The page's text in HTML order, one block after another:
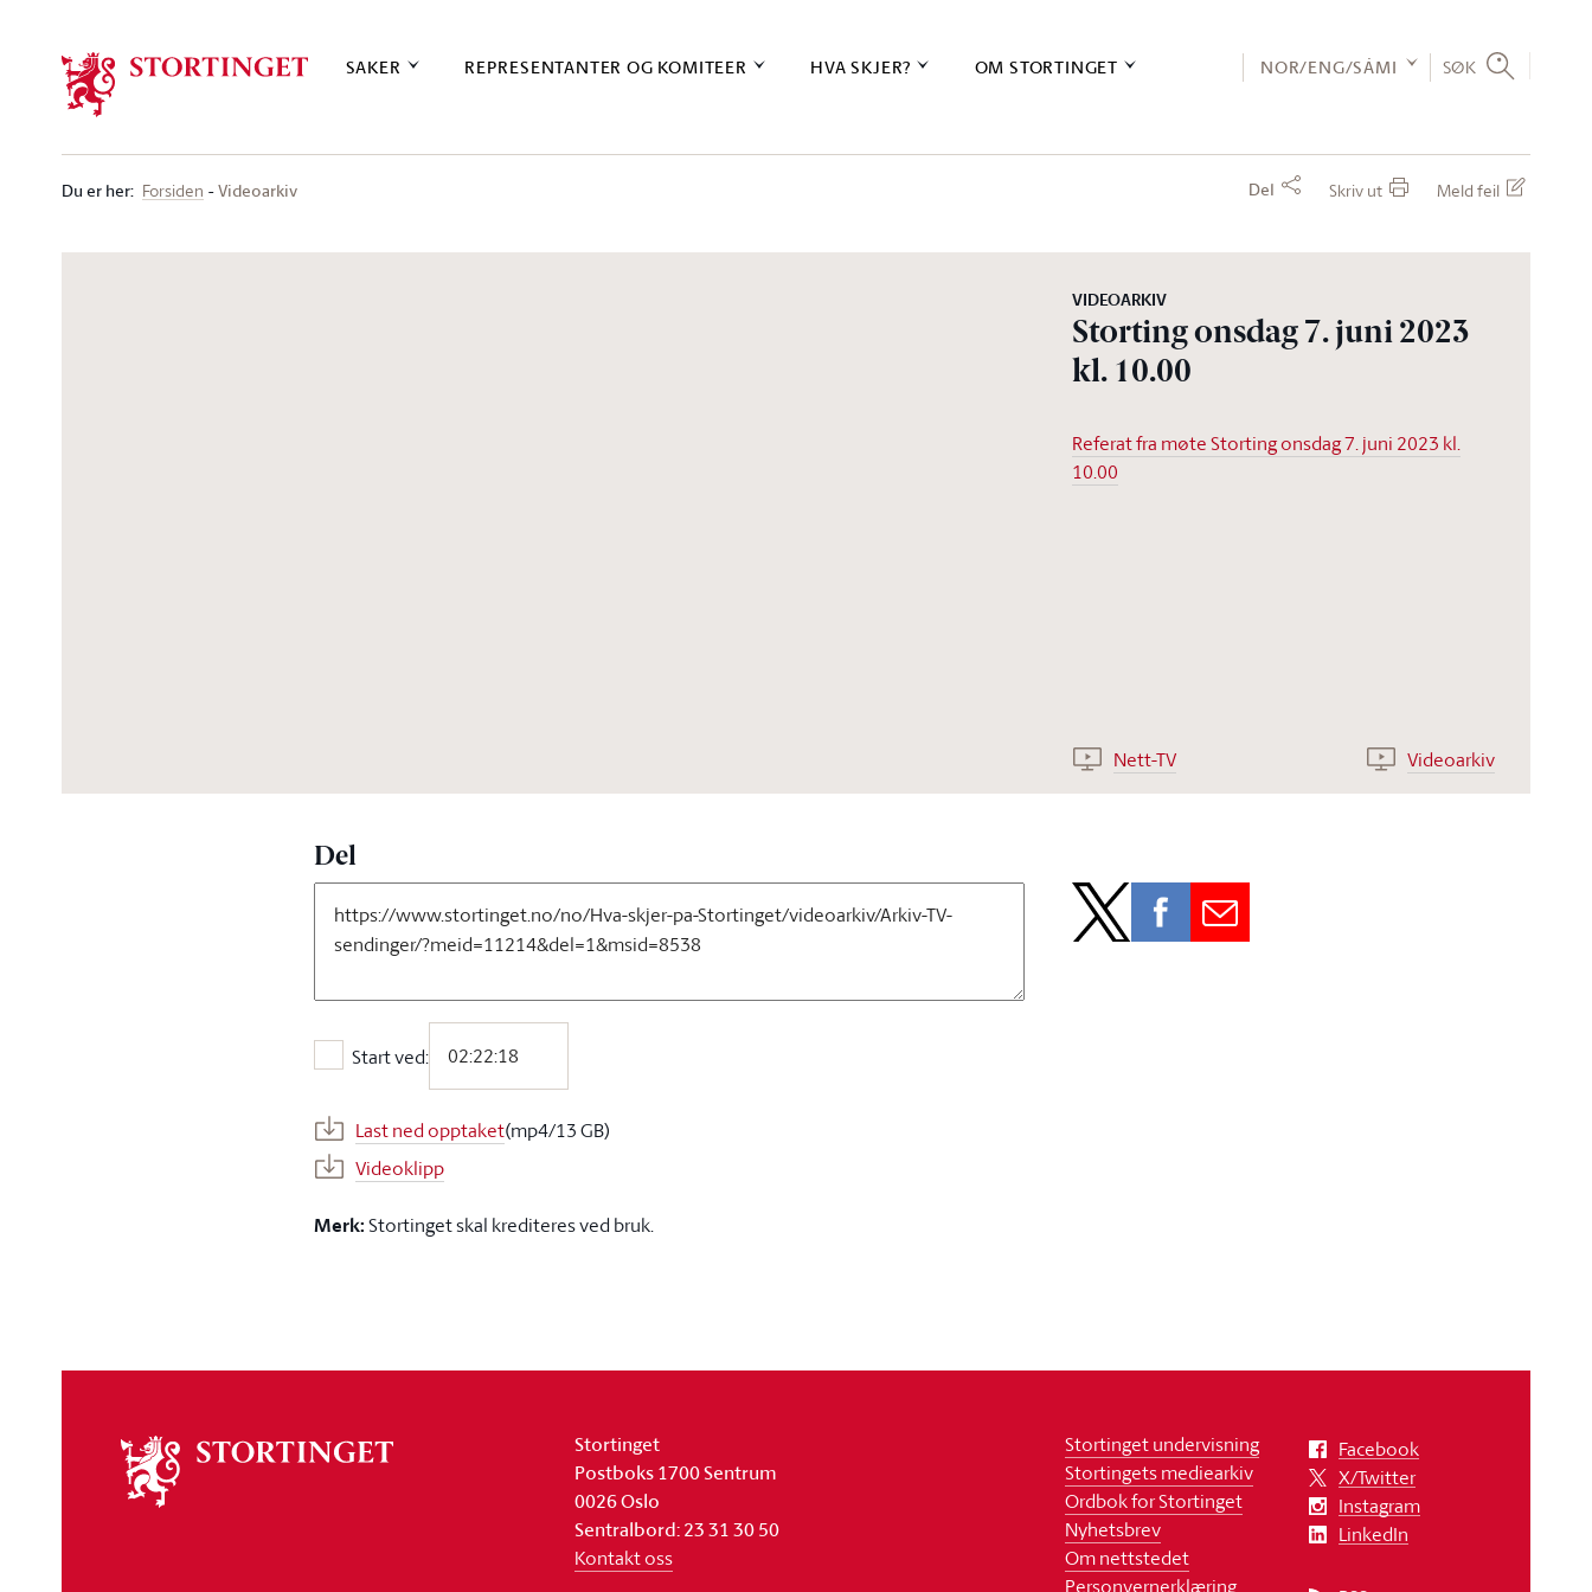
SAKER REPRESENTANTER OG KOMITEER HVA SKJER? OM STORTINGET NOR/ENG/SÁMI SØK
Du er her: Forsiden Videoarkiv Del Skriv ut Meld feil
VIDEOARKIV
Storting onsdag 7. juni 2023
kl. 10.00
Referat fra møte Storting onsdag 7. juni 2023 kl.
10.00
Nett-TV Videoarkiv
Del
Start ved:
Start ved:
Last ned opptaket(mp4/13 GB)
Videoklipp
Merk:Stortinget skal krediteres ved bruk.
stortinget
Stortinget
Postboks 1700 Sentrum
0026 Oslo
Sentralbord: 23 31 30 50
Kontakt oss
Stortinget undervisning
Stortingets mediearkiv
Ordbok for Stortinget
Nyhetsbrev
Om nettstedet
Personvernerklæring
Facebook
X/Twitter
Instagram
LinkedIn